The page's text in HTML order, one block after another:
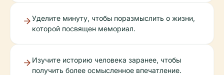
Уделите минуту, чтобы поразмыслить о жизни,
которой посвящен мемориал.
Изучите историю человека заранее, чтобы
получить более осмысленное впечатление.